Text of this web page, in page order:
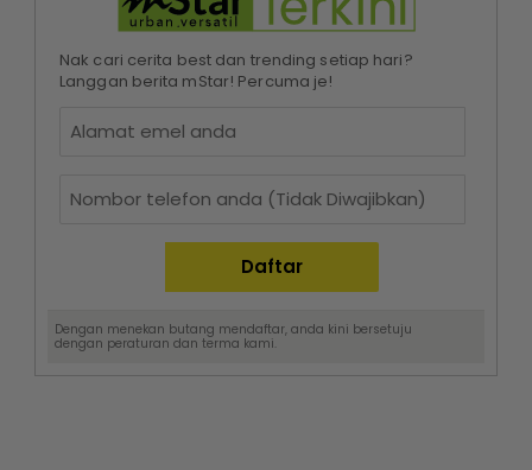
Nak cari cerita best dan trending setiap hari?
Langgan berita mStar! Percuma je!
Dengan menekan butang mendaftar, anda kini bersetuju
dengan peraturan dan terma kami.